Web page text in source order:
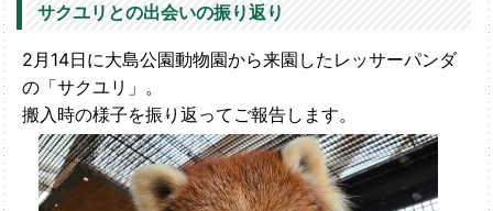
サクユリとの出会いの振り返り
2月14日に大島公園動物園から来園したレッサーパンダ
の「サクユリ」。
搬入時の様子を振り返ってご報告します。